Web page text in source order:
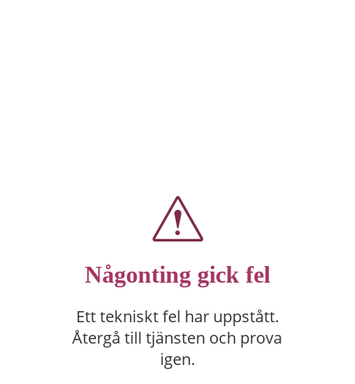
Någonting gick fel
Ett tekniskt fel har uppstått.
Återgå till tjänsten och prova
igen.